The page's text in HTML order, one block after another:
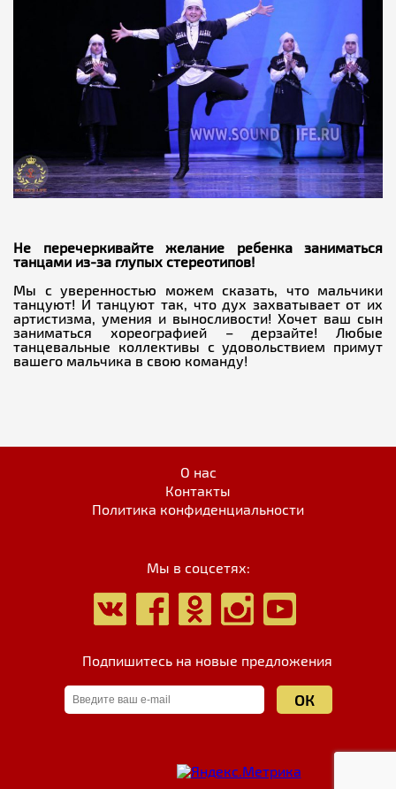
Не перечеркивайте желание ребенка заниматься
танцами из-за глупых стереотипов!
Мы с уверенностью можем сказать, что мальчики
танцуют! И танцуют так, что дух захватывает от их
артистизма, умения и выносливости! Хочет ваш сын
заниматься хореографией – дерзайте! Любые
танцевальные коллективы с удовольствием примут
вашего мальчика в свою команду!
О нас
Контакты
Политика конфиденциальности
Мы в соцсетях:
Подпишитесь на новые предложения